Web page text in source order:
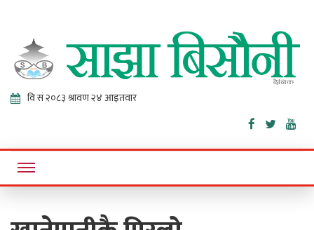
Sajha
Bisaunee
Online News Portal